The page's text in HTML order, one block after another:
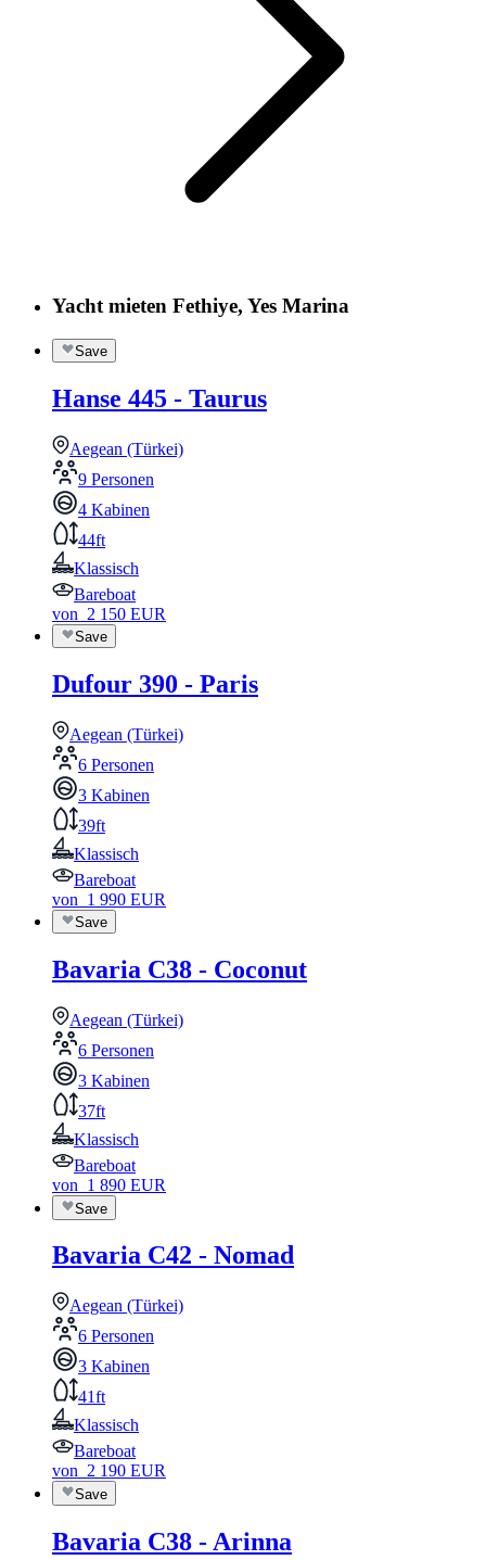
Yacht mieten Fethiye, Yes Marina
Save
Hanse 445 - Taurus
Aegean (Türkei)
9 Personen
4 Kabinen
44ft
Klassisch
Bareboat
von 2 150 EUR
Save
Dufour 390 - Paris
Aegean (Türkei)
6 Personen
3 Kabinen
39ft
Klassisch
Bareboat
von 1 990 EUR
Save
Bavaria C38 - Coconut
Aegean (Türkei)
6 Personen
3 Kabinen
37ft
Klassisch
Bareboat
von 1 890 EUR
Save
Bavaria C42 - Nomad
Aegean (Türkei)
6 Personen
3 Kabinen
41ft
Klassisch
Bareboat
von 2 190 EUR
Save
Bavaria C38 - Arinna